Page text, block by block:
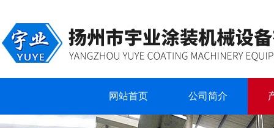
网站首页 公司简介